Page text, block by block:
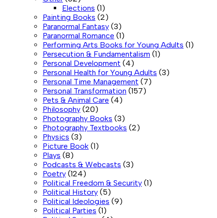
Elections (1)
Painting Books (2)
Paranormal Fantasy (3)
Paranormal Romance (1)
Performing Arts Books for Young Adults (1)
Persecution & Fundamentalism (1)
Personal Development (4)
Personal Health for Young Adults (3)
Personal Time Management (7)
Personal Transformation (157)
Pets & Animal Care (4)
Philosophy (20)
Photography Books (3)
Photography Textbooks (2)
Physics (3)
Picture Book (1)
Plays (8)
Podcasts & Webcasts (3)
Poetry (124)
Political Freedom & Security (1)
Political History (5)
Political Ideologies (9)
Political Parties (1)